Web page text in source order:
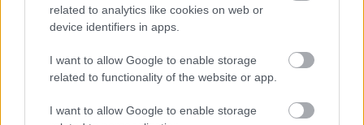
related to analytics like cookies on web or
device identifiers in apps.
I want to allow Google to enable storage
related to functionality of the website or app.
I want to allow Google to enable storage
Paris Saint-Germainvs